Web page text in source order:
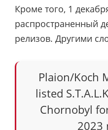
Кроме того, 1
распространенный
релизов. Другими
Plaion/Koch
listed
Chornobyl
2023